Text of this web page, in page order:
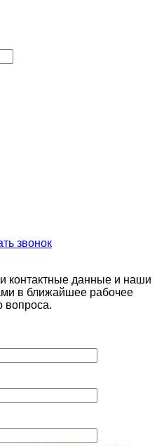
звонок
контактные данные и наши
в ближайшее рабочее
вопроса.